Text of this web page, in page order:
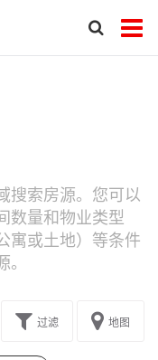
搜索房源。您可以
数量和物业类型
寓或土地）等条件
花转让过滤 地图